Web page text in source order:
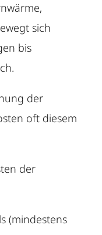
sich
bis
der
oft diesem
der
(mindestens